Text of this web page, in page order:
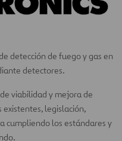
detección de fuego y gas en
detectores.
viabilidad y mejora de
existentes, legislación,
cumpliendo los estándares y